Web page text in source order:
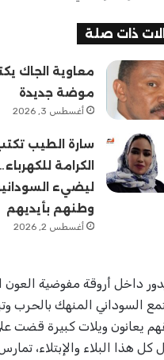
ذات صلة
معاوية الجاك
موضة جديدة
أغسطس 3, 2026
سارة الطيب
الكرامة
ليضيء
وطنهم بأيديهم
أغسطس 2, 2026
داخل أروقة مفوضية
السوداني المنهك بالحرب
يعانون ويلات كبيرة قضت
هذا البلاء والإبتلاء،